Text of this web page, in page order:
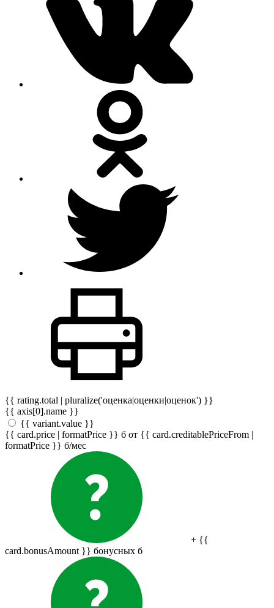
{{ rating.total | pluralize('оценка|оценки|оценок') }}
{{ axis[0].name }}
{{ variant.value }}
{{ card.price | formatPrice }} б от {{ card.creditablePriceFrom |
formatPrice }} б/мес
+ {{
card.bonusAmount }} бонусных б